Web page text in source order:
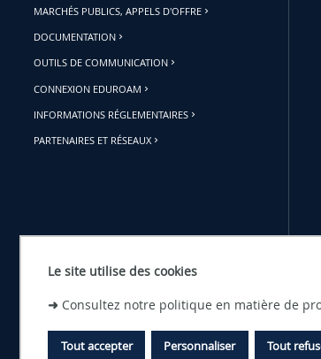
Le site utilise des cookies
➜ Consultez notre politique en matière de
Tout accepter Tout
Personnaliser
MARCHÉS PUBLICS, APPELS D'OFFRE
DOCUMENTATION
OUTILS DE COMMUNICATION
CONNEXION EDUROAM
INFORMATIONS RÉGLEMENTAIRES
PARTENAIRES ET RÉSEAUX